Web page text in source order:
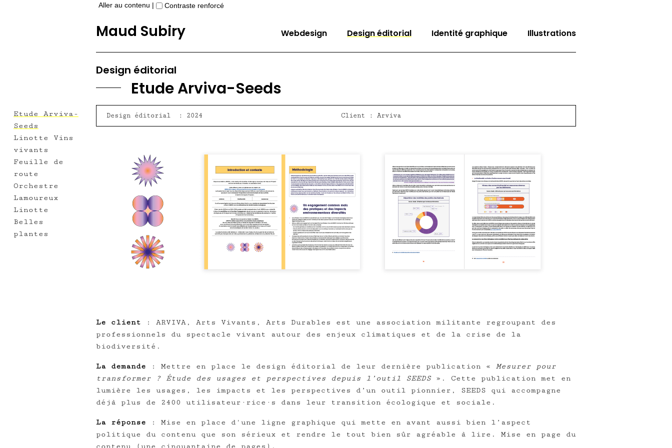
Aller au contenu | Contraste renforcé
Maud Subiry Webdesign Design éditorial Identité graphique Illustrations
Etude Arviva-
Seeds
Linotte Vins
vivants
Feuille de
route
Orchestre
Lamoureux
Linotte
Belles
plantes
Design éditorial
Etude Arviva-Seeds
Design éditorial : 2024 Client : Arviva
Le client : ARVIVA, Arts Vivants, Arts Durables est une association militante regroupant des
professionnels du spectacle vivant autour des enjeux climatiques et de la crise de la
biodiversité.
La demande : Mettre en place le design éditorial de leur dernière publication « Mesurer pour
transformer ? Étude des usages et perspectives depuis l’outil SEEDS ». Cette publication met en
lumière les usages, les impacts et les perspectives d’un outil pionnier, SEEDS qui accompagne
déjà plus de 2400 utilisateur·rice·s dans leur transition écologique et sociale.
La réponse : Mise en place d'une ligne graphique qui mette en avant aussi bien l’aspect
politique du contenu que son sérieux et rendre le tout bien sûr agréable à lire. Mise en page du
contenu (une cinquantaine de pages).